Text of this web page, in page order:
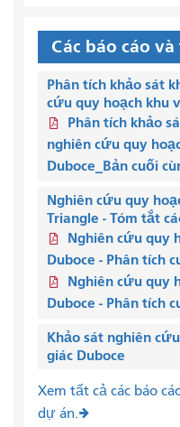
Các báo cáo
Phân tích khảo sát
cứu quy hoạch khu
Phân tích khảo
nghiên cứu quy
Duboce_Bản cuối
Nghiên cứu quy
Triangle - Tóm tắt
Nghiên cứu quy
Duboce - Phân tích
Nghiên cứu quy
Duboce - Phân tích
Khảo sát nghiên
giác Duboce
Xem tất cả các báo
dự án.